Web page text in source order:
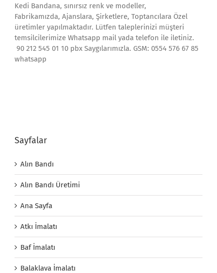
Kedi Bandana, sınırsız renk ve modeller,
Fabrikamızda, Ajanslara, Şirketlere, Toptancılara Özel
üretimler yapılmaktadır. Lütfen taleplerinizi müşteri
temsilcilerimize Whatsapp mail yada telefon ile iletiniz.
90 212 545 01 10 pbx Saygılarımızla. GSM: 0554 576 67 85
whatsapp
Sayfalar
Alın Bandı
Alın Bandı Üretimi
Ana Sayfa
Atkı İmalatı
Baf İmalatı
Balaklava İmalatı